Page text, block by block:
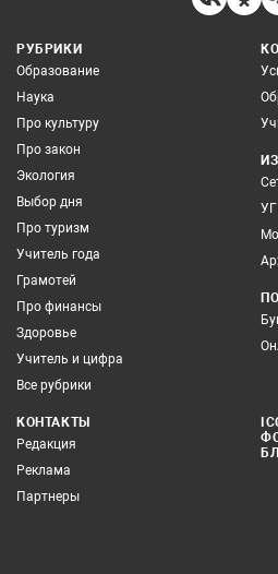
РУБРИКИ
Образование
Наука
Про культуру
Про закон
Экология
Выбор дня
Про туризм
Учитель года
Грамотей
Про финансы
Здоровье
Учитель и цифра
Все рубрики
УГ
КОНТАКТЫ
Редакция
Реклама
Партнеры